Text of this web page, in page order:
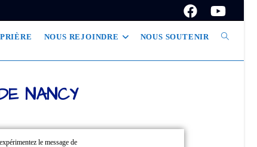
PRIÈRE NOUS REJOINDRE NOUS SOUTENIR
NANCY
le message de